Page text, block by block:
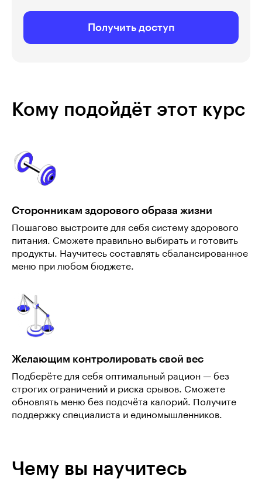
Получить доступ
Кому подойдёт этот курс
Сторонникам здорового образа жизни
Пошагово выстроите для себя систему здорового
питания. Сможете правильно выбирать и готовить
продукты. Научитесь составлять сбалансированное
меню при любом бюджете.
Желающим контролировать свой вес
Подберёте для себя оптимальный рацион — без
строгих ограничений и риска срывов. Сможете
обновлять меню без подсчёта калорий. Получите
поддержку специалиста и единомышленников.
Чему вы научитесь